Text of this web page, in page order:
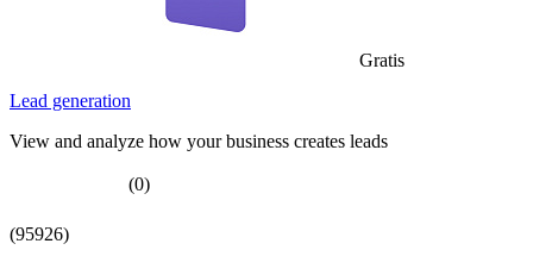
Gratis
Lead generation
View and analyze how your business creates leads
(0)
(95926)